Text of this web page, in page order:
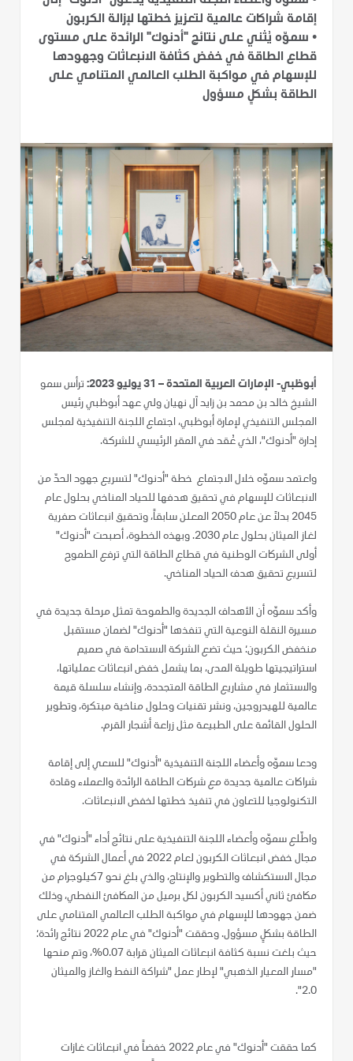
إقامة شراكات عالمية لتعزيز خطتها لإزالة الكربون
• سموّه يُثني على نتائج "أدنوك" الرائدة على مستوى
قطاع الطاقة في خفض كثافة الانبعاثات وجهودها
للإسهام في مواكبة الطلب العالمي المتنامي على
الطاقة بشكلٍ مسؤول
أبوظبي- الإمارات العربية المتحدة – 31 يوليو 2023:
ترأس سمو
الشيخ خالد بن محمد بن زايد آل نهيان ولي عهد أبوظبي رئيس
المجلس التنفيذي لإمارة أبوظبي، اجتماع اللجنة التنفيذية لمجلس
إدارة "أدنوك"، الذي عُقد في المقر الرئيسي للشركة.
واعتمد سموّه خلال الاجتماع خطة "أدنوك" لتسريع جهود الحدّ من
الانبعاثات للإسهام في تحقيق هدفها للحياد المناخي بحلول عام
2045 بدلاً عن عام 2050 المعلن سابقاً، وتحقيق انبعاثات صفرية
لغاز الميثان بحلول عام 2030. وبهذه الخطوة، أصبحت "أدنوك"
أولى الشركات الوطنية في قطاع الطاقة التي ترفع الطموح
لتسريع تحقيق هدف الحياد المناخي.
وأكد سموّه أن الأهداف الجديدة والطموحة تمثل مرحلة جديدة في
مسيرة النقلة النوعية التي تنفذها "أدنوك" لضمان مستقبل
منخفض الكربون؛ حيث تضع الشركة الاستدامة في صميم
استراتيجيتها طويلة المدى، بما يشمل خفض انبعاثات عملياتها،
والاستثمار في مشاريع الطاقة المتجددة، وإنشاء سلسلة قيمة
عالمية للهيدروجين، ونشر تقنيات وحلول مناخية مبتكرة، وتطوير
الحلول القائمة على الطبيعة مثل زراعة أشجار القرم.
ودعا سموّه وأعضاء اللجنة التنفيذية "أدنوك" للسعي إلى إقامة
شراكات عالمية جديدة مع شركات الطاقة الرائدة والعملاء وقادة
التكنولوجيا للتعاون في تنفيذ خطتها لخفض الانبعاثات.
واطّلع سموّه وأعضاء اللجنة التنفيذية على نتائج أداء "أدنوك" في
مجال خفض انبعاثات الكربون لعام 2022 في أعمال الشركة في
مجال الاستكشاف والتطوير والإنتاج، والذي بلغ نحو 7كيلوجرام من
مكافئ ثاني أكسيد الكربون لكل برميل من المكافئ النفطي، وذلك
ضمن جهودها للإسهام في مواكبة الطلب العالمي المتنامي على
الطاقة بشكلٍ مسؤول. وحققت "أدنوك" في عام 2022 نتائج رائدة؛
حيث بلغت نسبة كثافة انبعاثات الميثان قرابة 0.07%، وتم منحها
"مسار المعيار الذهبي" لإطار عمل "شراكة النفط والغاز والميثان
2.0".
كما حققت "أدنوك" في عام 2022 خفضاً في انبعاثات غازات